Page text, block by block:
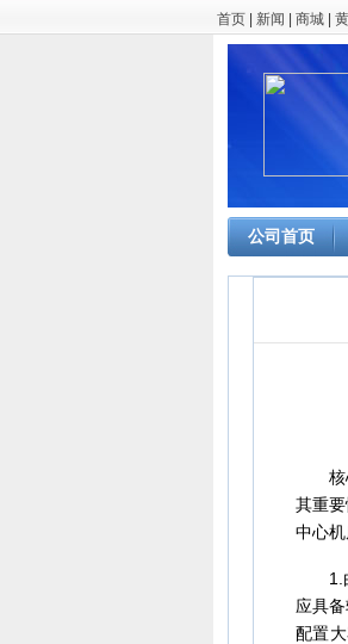
首页 新闻 商城
公司首页
核心
其重
中心
1.由
应具
配置